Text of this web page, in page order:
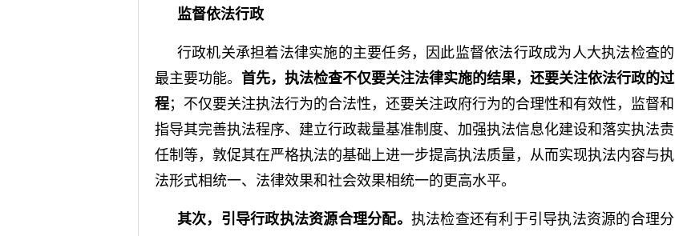
监督依法行政
行政机关承担着法律实施的主要任务，因此监督依法行政成为人大执法检查的
最主要功能。 首先，执法检查不仅要关注法律实施的结果，还要关注依法行政的过
程；不仅要关注执法行为的合法性，还要关注政府行为的合理性和有效性，监督和
指导其完善执法程序、建立行政裁量基准制度、加强执法信息化建设和落实执法责
任制等，敦促其在严格执法的基础上进一步提高执法质量，从而实现执法内容与执
法形式相统一、法律效果和社会效果相统一的更高水平。
其次，引导行政执法资源合理分配。 执法检查还有利于引导执法资源的合理分